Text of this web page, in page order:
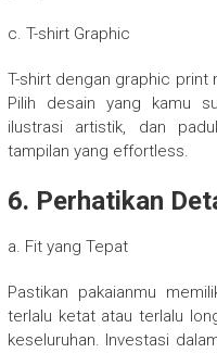
c. T-shirt Graphic
T-shirt dengan graphic print
Pilih desain yang kamu
ilustrasi artistik, dan
tampilan yang effortless.
6. Perhatikan
a. Fit yang Tepat
Pastikan pakaianmu
terlalu ketat atau terlalu
keseluruhan. Investasi